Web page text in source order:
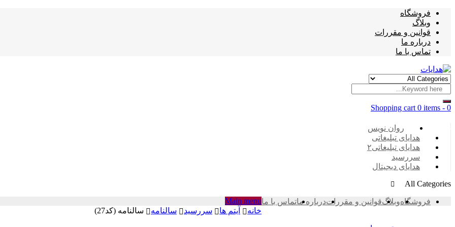
فروشگاه
وبلاگ
قوانین و مقررات
درباره ما
تماس با ما
Shopping cart 0 items - 0
Categories
روان نویس
هدایای تبلیغاتی
هدایای تبلیغاتی۲
سررسید
هدایای دیجیتال
All Categories
فروشگاهوبلاگقوانین و مقرراتدرباره ماتماس با ماMain menu
خانه
آیتم ها سررسید سالنامه سالنامه (کد27)